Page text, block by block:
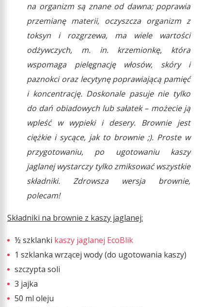
na organizm są znane od dawna; poprawia
przemianę materii, oczyszcza organizm z
toksyn i rozgrzewa, ma wiele wartości
odżywczych, m. in. krzemionkę, która
wspomaga pielęgnację włosów, skóry i
paznokci oraz lecytynę poprawiającą pamięć
i koncentrację. Doskonale pasuje nie tylko
do dań obiadowych lub sałatek – możecie ją
wpleść w wypieki i desery. Brownie jest
ciężkie i sycące, jak to brownie ;). Proste w
przygotowaniu, po ugotowaniu kaszy
jaglanej wystarczy tylko zmiksować wszystkie
składniki. Zdrowsza wersja brownie,
polecam!
Składniki na brownie z kaszy jaglanej:
½ szklanki kaszy jaglanej EcoBlik
1 szklanka wrzącej wody (do ugotowania kaszy)
szczypta soli
3 jajka
50 ml oleju